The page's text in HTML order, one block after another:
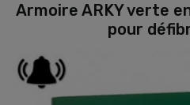
Armoire ARKY verte
pour